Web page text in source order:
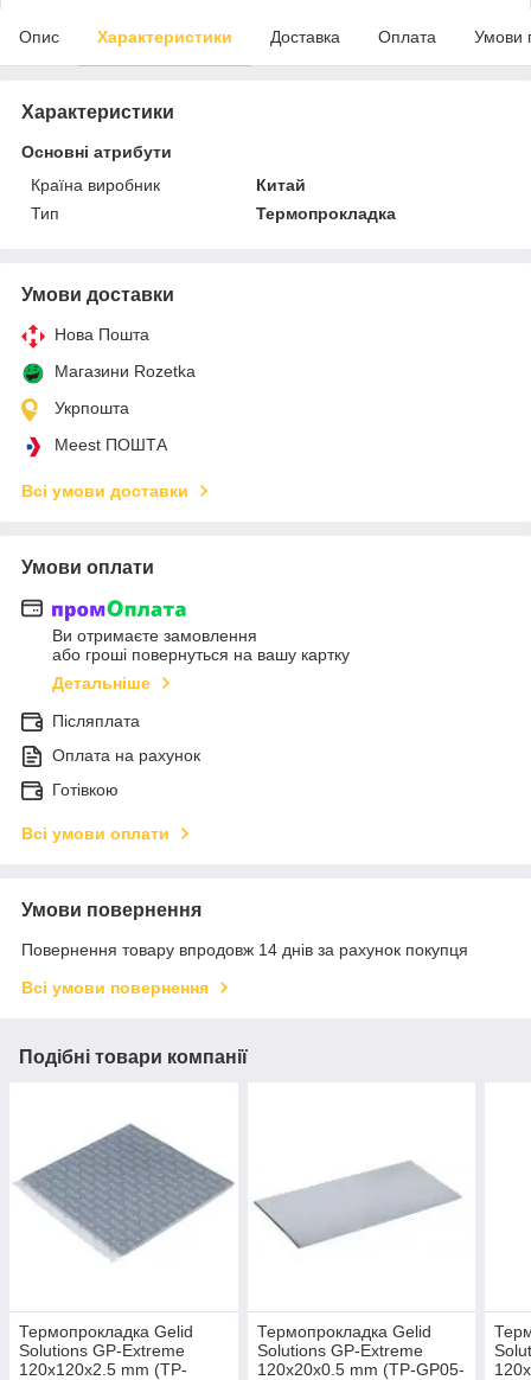
Опис Характеристики Доставка Оплата Умови
Характеристики
Основні атрибути
Країна виробник
Китай
Тип
Термопрокладка
Умови доставки
Нова Пошта
Магазини Rozetka
Укрпошта
Meest ПОШТА
Всі умови доставки
Умови оплати
Ви отримаєте замовлення
або гроші повернуться на вашу картку
Детальніше
Післяплата
Оплата на рахунок
Готівкою
Всі умови оплати
Умови повернення
Повернення товару впродовж 14 днів за рахунок покупця
Всі умови повернення
Подібні товари компанії
Термопрокладка Gelid
Solutions GP-Extreme
120x120x2.5 mm (TP-
Термопрокладка Gelid
Solutions GP-Extreme
120x20x0.5 mm (TP-GP05-